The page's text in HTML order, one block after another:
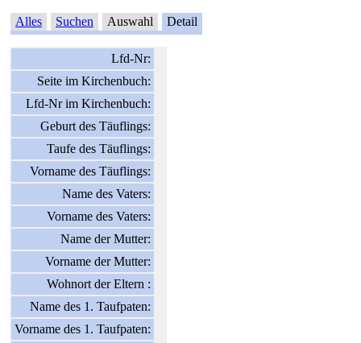
Alles Suchen Auswahl Detail
Lfd-Nr:
Seite im Kirchenbuch:
Lfd-Nr im Kirchenbuch:
Geburt des Täuflings:
Taufe des Täuflings:
Vorname des Täuflings:
Name des Vaters:
Vorname des Vaters:
Name der Mutter:
Vorname der Mutter:
Wohnort der Eltern :
Name des 1. Taufpaten:
Vorname des 1. Taufpaten: